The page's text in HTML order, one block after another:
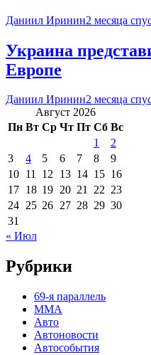
Даниил Иринин2 месяца
Украина
Европе
Даниил Иринин2 месяца
Август 2026
Пн Вт Ср Чт Пт Сб Вс
1
2
3
4 5 6 7 8
9
10 11 12 13 14 15 16
17 18 19 20 21 22 23
24 25 26 27 28 29 30
31
« Июл
Рубрики
69-я параллель
MMA
Авто
Автоновости
Автособытия